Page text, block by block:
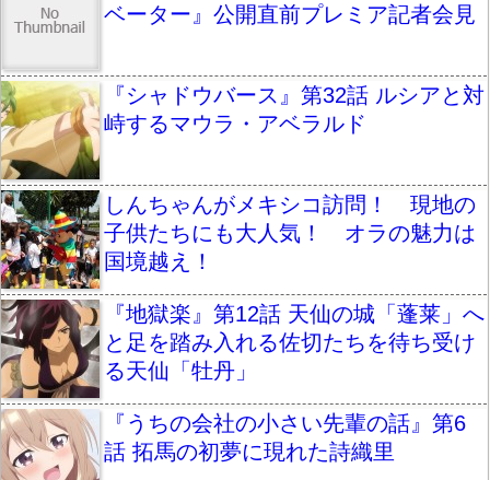
ベーター』公開直前プレミア記者会見
『シャドウバース』第32話 ルシアと対
峙するマウラ・アベラルド
しんちゃんがメキシコ訪問！ 現地の
子供たちにも大人気！ オラの魅力は
国境越え！
『地獄楽』第12話 天仙の城「蓬莱」へ
と足を踏み入れる佐切たちを待ち受け
る天仙「牡丹」
『うちの会社の小さい先輩の話』第6
話 拓馬の初夢に現れた詩織里